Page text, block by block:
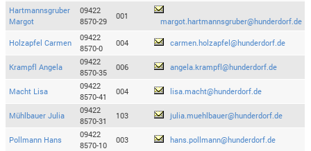
Hartmannsgruber
Margot
09422
8570-29
001
margot.hartmannsgruber@hunderdorf.de
Holzapfel Carmen
09422
8570-0
004 carmen.holzapfel@hunderdorf.de
Krampfl Angela
09422
8570-35
006 angela.krampfl@hunderdorf.de
Macht Lisa
09422
8570-41
004 lisa.macht@hunderdorf.de
Mühlbauer Julia
09422
8570-31
103 julia.muehlbauer@hunderdorf.de
Pollmann Hans
09422
8570-10
003 hans.pollmann@hunderdorf.de